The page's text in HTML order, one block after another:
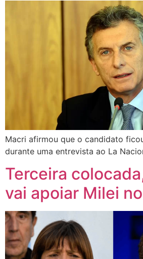
Macri afirmou que o candidato
durante uma entrevista ao La
Terceira
vai apoiar Milei